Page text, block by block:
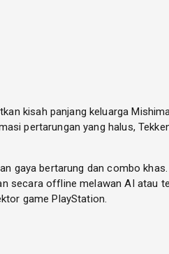
kisah panjang keluarga
pertarungan yang halus,
gaya bertarung dan combo
secara offline melawan AI atau
game PlayStation.